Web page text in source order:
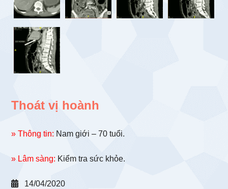
Thoát vị hoành
» Thông tin: Nam giới – 70 tuổi.
» Lâm sàng: Kiểm tra sức khỏe.
14/04/2020